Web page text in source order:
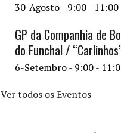
30-Agosto - 9:00- 11:00
GP da Companhia de
do Funchal /
6-Setembro - 9:00-
Ver todos os Eventos